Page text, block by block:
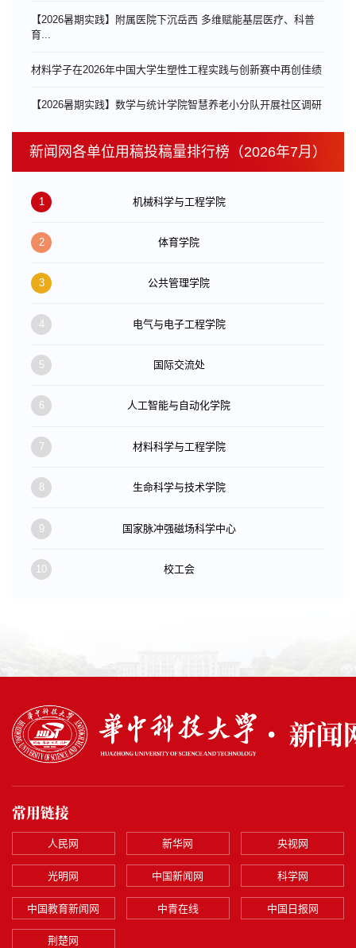
【2026暑期实践】附属医院下沉岳西 多维赋能基层医疗、科普
育...
材料学子在2026年中国大学生塑性工程实践与创新赛中再创佳绩
【2026暑期实践】数学与统计学院智慧养老小分队开展社区调研
新闻网各单位用稿投稿量排行榜（2026年7月）
1 机械科学与工程学院
2 体育学院
3 公共管理学院
4 电气与电子工程学院
5 国际交流处
6 人工智能与自动化学院
7 材料科学与工程学院
8 生命科学与技术学院
9 国家脉冲强磁场科学中心
10 校工会
常用链接
人民网 新华网 央视网
光明网 中国新闻网 科学网
中国教育新闻网 中青在线 中国日报网
荆楚网